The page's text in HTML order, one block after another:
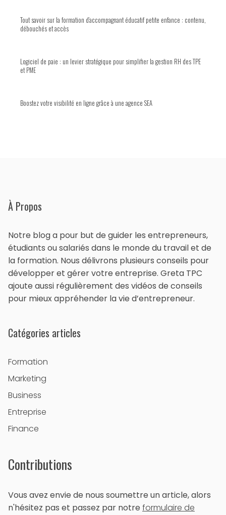
Tout savoir sur la formation d’accompagnant éducatif petite enfance : contenu,
débouchés et accès
Logiciel de paie : un levier stratégique pour simplifier la gestion RH des TPE
et PME
Boostez votre visibilité en ligne grâce à une agence SEA
À Propos
Notre blog a pour but de guider les entrepreneurs,
étudiants ou salariés dans le monde du travail et de
la formation. Nous délivrons plusieurs conseils pour
développer et gérer votre entreprise. Greta TPC
ajoute aussi régulièrement des vidéos de conseils
pour mieux appréhender la vie d’entrepreneur.
Catégories articles
Formation
Marketing
Business
Entreprise
Finance
Contributions
Vous avez envie de nous soumettre un article, alors
n'hésitez pas et passez par notre formulaire de